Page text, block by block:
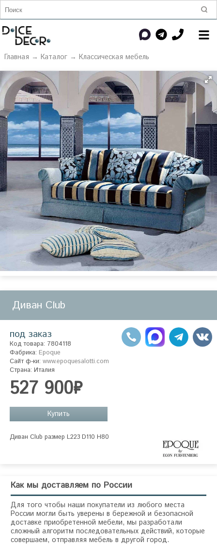
Главная → Каталог→ Классическая мебель
Диван Club
под заказ
Код товара: 7804118
Фабрика: Epoque
Сайт ф-ки: www.epoquesalotti.com
Страна: Италия
527 900₽
Купить
Диван Club размер L223 D110 H80
Как мы доставляем по России
Для того чтобы наши покупатели из любого места
России могли быть уверены в бережной и безопасной
доставке приобретенной мебели, мы разработали
сложный алгоритм последовательных действий, которые
совершаем, отправляя мебель в другой город.